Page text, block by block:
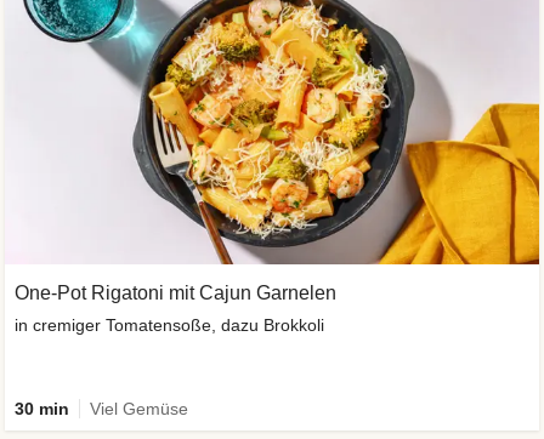
One-Pot Rigatoni mit Cajun Garnelen
in cremiger Tomatensoße, dazu Brokkoli
30 min Viel Gemüse